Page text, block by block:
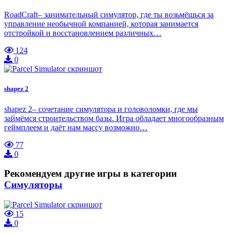
RoadCraft– занимательный симулятор, где ты возьмёшься за
управление необычной компанией, которая занимается
отстройкой и восстановлением различных…
124
0
shapez 2
shapez 2– сочетание симулятора и головоломки, где мы
займёмся строительством базы. Игра обладает многообразным
геймплеем и даёт нам массу возможно…
77
0
Рекомендуем другие игры в категории
Симуляторы
15
0